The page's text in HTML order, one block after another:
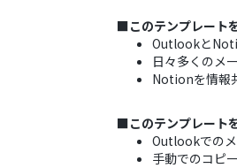
■このテンプレート
Outlookと
日々多くのメ
Notionを情報
■このテンプレート
Outlookでの
手動でのコピ